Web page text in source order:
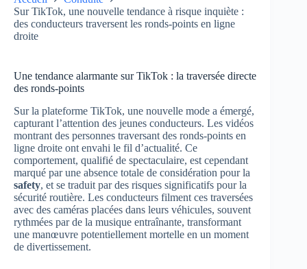
Sur TikTok, une nouvelle tendance à risque inquiète :
des conducteurs traversent les ronds-points en ligne
droite
Une tendance alarmante sur TikTok : la traversée directe
des ronds-points
Sur la plateforme TikTok, une nouvelle mode a émergé,
capturant l’attention des jeunes conducteurs. Les vidéos
montrant des personnes traversant des ronds-points en
ligne droite ont envahi le fil d’actualité. Ce
comportement, qualifié de spectaculaire, est cependant
marqué par une absence totale de considération pour la
safety, et se traduit par des risques significatifs pour la
sécurité routière. Les conducteurs filment ces traversées
avec des caméras placées dans leurs véhicules, souvent
rythmées par de la musique entraînante, transformant
une manœuvre potentiellement mortelle en un moment
de divertissement.